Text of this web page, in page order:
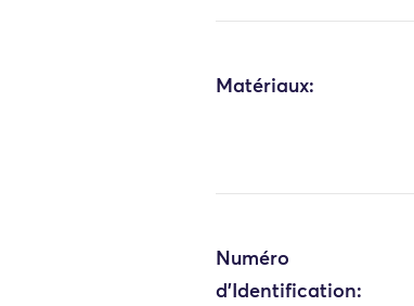
Matériaux:
Numéro
d'Identification: